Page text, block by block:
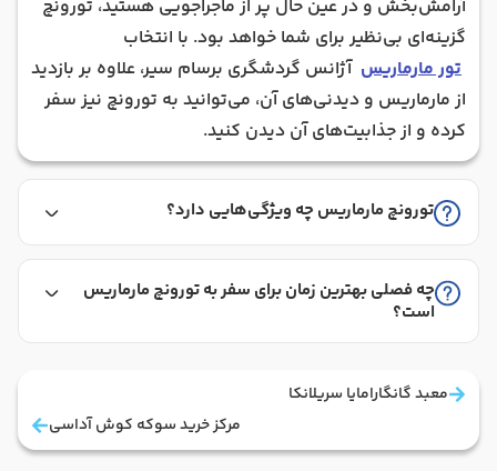
آرامش‌بخش و در عین حال پر از ماجراجویی هستید، تورونچ
گزینه‌ای بی‌نظیر برای شما خواهد بود. با انتخاب
تور مارماریس آژانس گردشگری برسام سیر، علاوه بر بازدید
از مارماریس و دیدنی‌های آن، می‌توانید به تورونچ نیز سفر
کرده و از جذابیت‌های آن دیدن کنید.
تورونچ مارماریس چه ویژگی‌هایی دارد؟
چه فصلی بهترین زمان برای سفر به تورونچ مارماریس
است؟
معبد گانگارامایا سریلانکا
مرکز خرید سوکه کوش آداسی